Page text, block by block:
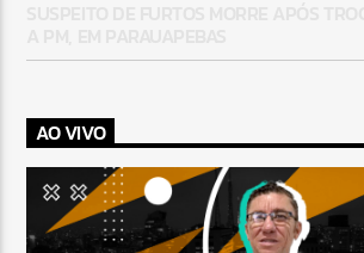
AO VIVO